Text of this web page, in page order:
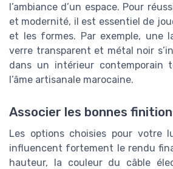
l’ambiance d’un espace. Pour
et modernité, il est essentiel de
et les formes. Par exemple, une
verre transparent et métal noir
dans un intérieur contemporain
l’âme artisanale marocaine.
Associer les bonnes
Les options choisies pour votre
influencent fortement le rendu
hauteur, la couleur du câble